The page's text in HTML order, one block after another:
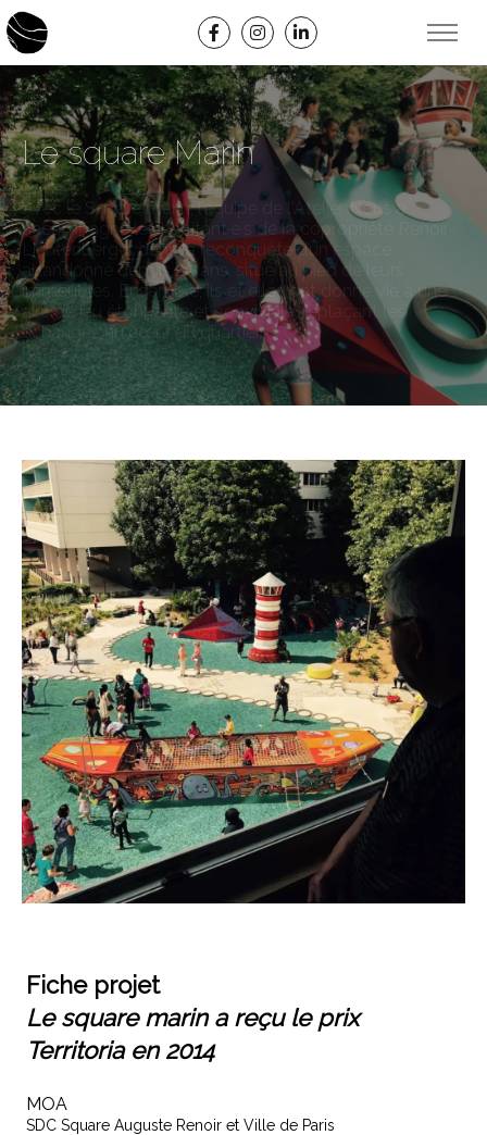
Le square Marin
Avec le Square marin, l’équipe de l'Atelier Nous a
accompagné les habitant·e·s de la copropriété Renoir-
Lichtenberger dans la reconquête d’un espace
abandonné depuis 20 ans, situé au pied de leurs
immeubles. Ensemble, ils et elles ont donné vie à une
aire de jeu étonnante et conviviale, replaçant les
échanges au cœur du quartier…
Fiche projet
Le square marin a reçu le prix
Territoria en 2014
MOA
SDC Square Auguste Renoir et Ville de Paris